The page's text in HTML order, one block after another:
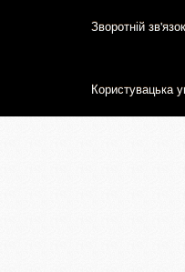
Зворотній зв'язок
Користувацька